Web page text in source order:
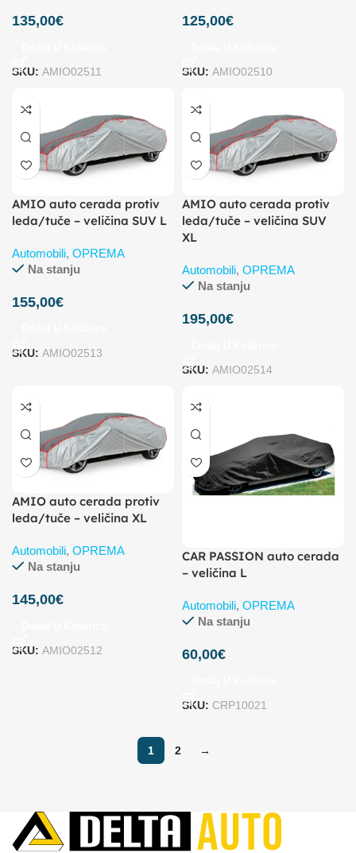
135,00€
SKU: AMIO02511
125,00€
SKU: AMIO02510
AMIO auto cerada protiv
leda/tuče – veličina SUV L
Automobili, OPREMA
Na stanju
155,00€
SKU: AMIO02513
AMIO auto cerada protiv
leda/tuče – veličina SUV
XL
Automobili, OPREMA
Na stanju
195,00€
SKU: AMIO02514
AMIO auto cerada protiv
leda/tuče – veličina XL
Automobili, OPREMA
Na stanju
145,00€
SKU: AMIO02512
CAR PASSION auto cerada
– veličina L
Automobili, OPREMA
Na stanju
60,00€
SKU: CRP10021
1 2 →